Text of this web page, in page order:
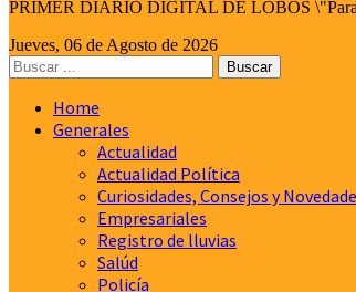
PRIMER DIARIO DIGITAL DE LOBOS \"Para
Jueves, 06 de Agosto de 2026
Home
Generales
Actualidad
Actualidad Política
Curiosidades, Consejos y
Empresariales
Registro de lluvias
Salúd
Policía